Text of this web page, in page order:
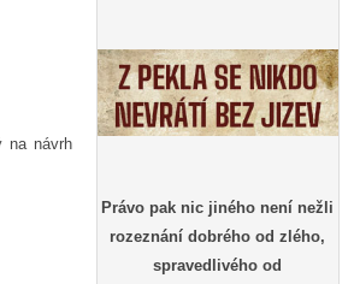
na návrh
Právo pak nic jiného není nežli
rozeznání dobrého od zlého,
spravedlivého od